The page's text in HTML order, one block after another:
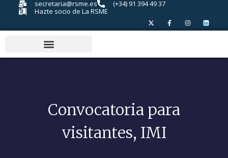
secretaria@rsme.es
(+34) 91 394 49 37
Hazte socio de La RSME
Convocatoria para
visitantes, IMI